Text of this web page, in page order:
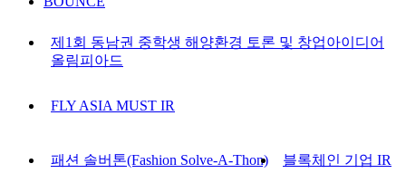
제1회 동남권 중학생 해양환경 토론 및 창업아이디어
올림피아드
FLY ASIA MUST IR
패션 솔버톤(Fashion Solve-A-Thon) 블록체인 기업 IR